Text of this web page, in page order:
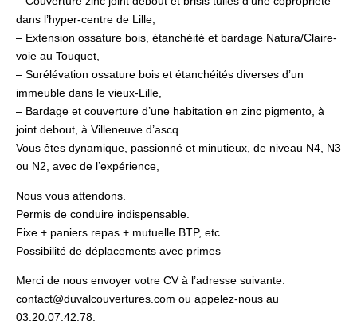
dans l’hyper-centre de Lille,
– Extension ossature bois, étanchéité et bardage Natura/Claire-
voie au Touquet,
– Surélévation ossature bois et étanchéités diverses d’un
immeuble dans le vieux-Lille,
– Bardage et couverture d’une habitation en zinc pigmento, à
joint debout, à Villeneuve d’ascq.
Vous êtes dynamique, passionné et minutieux, de niveau N4, N3
ou N2, avec de l’expérience,
Nous vous attendons.
Permis de conduire indispensable.
Fixe + paniers repas + mutuelle BTP, etc.
Possibilité de déplacements avec primes
Merci de nous envoyer votre CV à l’adresse suivante:
contact@duvalcouvertures.com ou appelez-nous au
03.20.07.42.78.